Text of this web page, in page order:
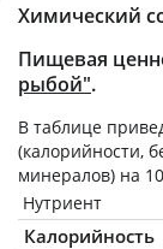
Химический
Пищевая
рыбой".
В таблице
(калорийности,
минералов) на
Нутриент
Калорийность